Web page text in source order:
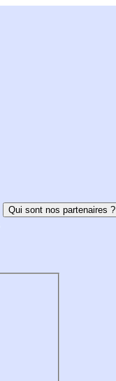
Qui sont nos partenaires ?